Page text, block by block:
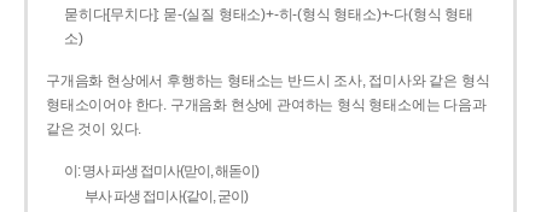
묻히다[무치다]: 묻­-(실질 형태소)+­-히­-(형식 형태소)+-다(형식 형태
소)
구개음화 현상에서 후행하는 형태소는 반드시 조사, 접미사와 같은 형식
형태소이어야 한다. 구개음화 현상에 관여하는 형식 형태소에는 다음과
같은 것이 있다.
이: 명사 파생 접미사(맏이, 해돋이)
부사 파생 접미사(같이, 굳이)